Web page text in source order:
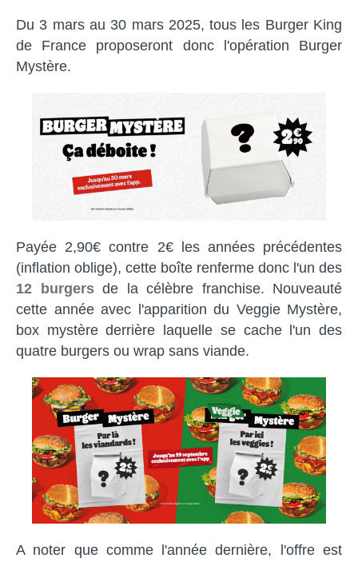
Du 3 mars au 30 mars 2025, tous les Burger King
de France proposeront donc l'opération Burger
Mystère.
Payée 2,90€ contre 2€ les années précédentes
(inflation oblige), cette boîte renferme donc l'un des
12 burgersde la célèbre franchise. Nouveauté
cette année avec l'apparition du Veggie Mystère,
box mystère derrière laquelle se cache l'un des
quatre burgers ou wrap sans viande.
A noter que comme l'année dernière, l'offre est